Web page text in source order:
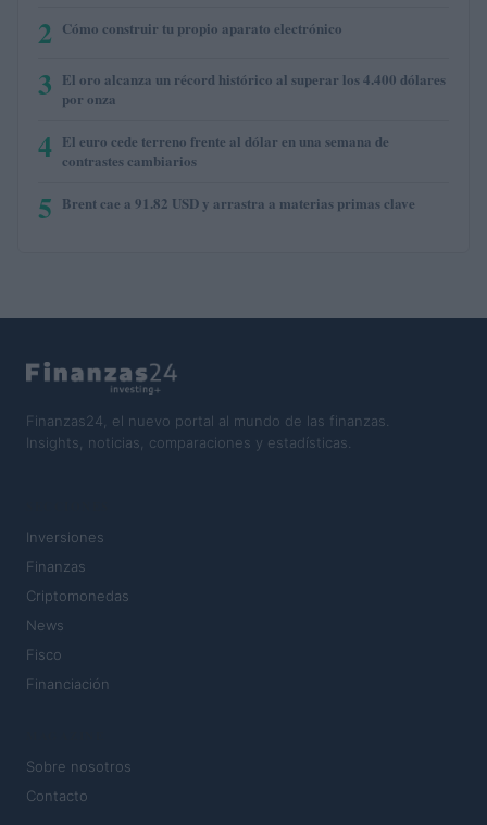
2 Cómo construir tu propio aparato electrónico
3 El oro alcanza un récord histórico al superar los 4.400 dólares
por onza
4 El euro cede terreno frente al dólar en una semana de
contrastes cambiarios
5 Brent cae a 91.82 USD y arrastra a materias primas clave
Finanzas24, el nuevo portal al mundo de las finanzas.
Insights, noticias, comparaciones y estadísticas.
Inversiones
Finanzas
Criptomonedas
News
Fisco
Financiación
Sobre nosotros
Contacto